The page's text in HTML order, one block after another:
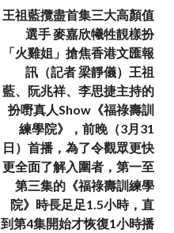
王祖藍攬盡首集三大高顏值
選手 麥嘉欣犧牲靚樣扮
「火雞姐」搶焦香港文匯報
訊（記者 梁靜儀）王祖
藍、阮兆祥、李思捷主持的
扮嘢真人Show《福祿壽訓
練學院》，前晚（3月31
日）首播，為了令觀眾更快
更全面了解入圍者，第一至
第三集的《福祿壽訓練學
院》時長足足1.5小時，直
到第4集開始才恢復1小時播